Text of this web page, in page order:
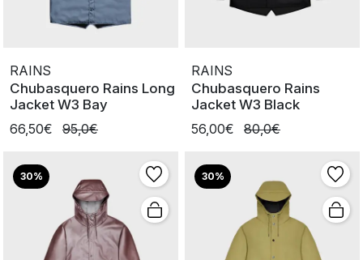
RAINS
Chubasquero Rains Long
Jacket W3 Bay
66,50€
95,0€
RAINS
Chubasquero Rains
Jacket W3 Black
56,00€
80,0€
30% 30%